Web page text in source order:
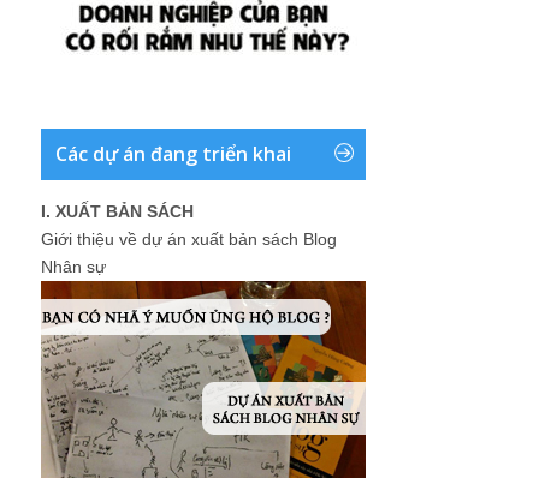
Các dự án đang triển khai
I. XUẤT BẢN SÁCH
Giới thiệu về dự án xuất bản sách Blog
Nhân sự